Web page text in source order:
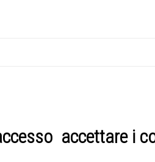
accettare i